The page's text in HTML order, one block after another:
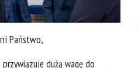
Państwo,
dużą wagę do